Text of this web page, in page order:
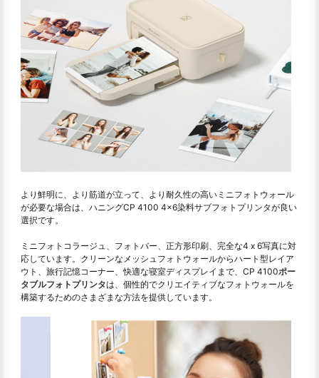
より鮮明に、より筋道が立って、より耐久性の高いミニフォトウォール
が必要な場合は、ハニングCP 4100 4×6染料サブフォトプリンタが良い
選択です。
ミニフォトコラージュ、フォトバー、正方形印刷、完全な4 x 6写真に対
応しています。クリーンなメッシュフォトウォールからハート型レイア
ウト、旅行記憶コーナー、快適な寝室ディスプレイまで、CP 4100ポー
タブルフォトプリンタは、個性的でクリエイティブなフォトウォールを
構築するためのさまざまな方法を提供しています。